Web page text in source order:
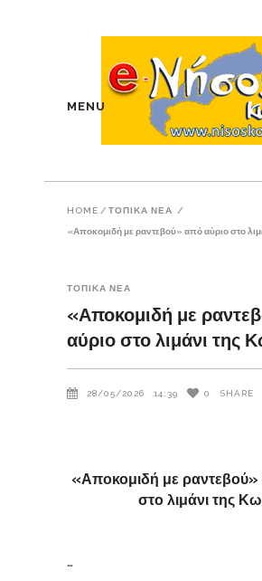
MENU
HOME / ΤΟΠΙΚΑ ΝΕΑ /
«Αποκομιδή με ραντεβού» από αύριο στο
ΤΟΠΙΚΑ ΝΕΑ
«Αποκομιδή με
αύριο στο λιμάνι της
28/05/2026 14:39 0 SHARE
«Αποκομιδή με ραντεβού»
στο λιμάνι της
…